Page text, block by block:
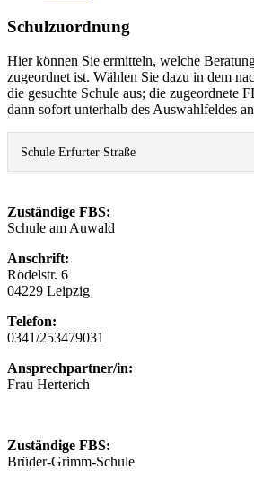
Schulzuordnung
Hier können Sie ermitteln, welche
zugeordnet ist. Wählen Sie dazu in dem
die gesuchte Schule aus; die zugeordnete
dann sofort unterhalb des Auswahlfeldes
Zuständige FBS:
Schule am Auwald
Anschrift:
Rödelstr. 6
04229 Leipzig
Telefon:
0341/253479031
Ansprechpartner/in:
Frau Herterich
Zuständige FBS:
Brüder-Grimm-Schule